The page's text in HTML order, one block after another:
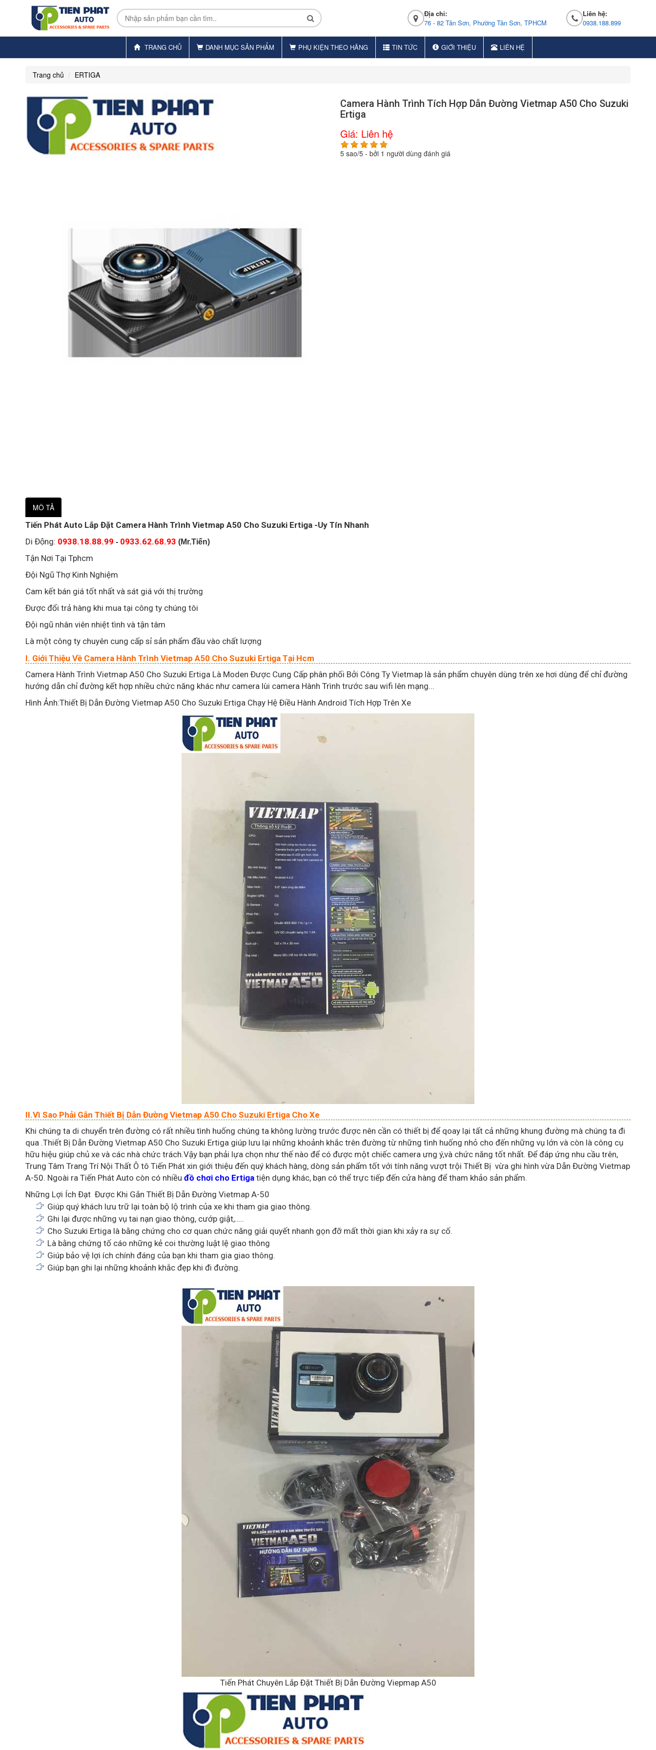
Địa chỉ:
76 - 82 Tân Sơn, Phường Tân Sơn, TPHCM
Liên hệ:
0938.188.899
TRANG CHỦ DANH MỤC SẢN PHẨM PHỤ KIỆN THEO HÃNG TIN TỨC GIỚI THIỆU LIÊN HỆ
Trang chủ ERTIGA
Camera Hành Trình Tích Hợp Dẫn Đường Vietmap A50 Cho Suzuki
Ertiga
Giá: Liên hệ
5sao/5- bởi 1 người dùng đánh giá
MÔ TẢ
Tiến Phát Auto Lắp Đặt Camera Hành Trình Vietmap A50 Cho Suzuki Ertiga -Uy Tín Nhanh
Di Động: 0938.18.88.99 - 0933.62.68.93 (Mr.Tiến)
Tận Nơi Tại Tphcm
Đội Ngũ Thợ Kinh Nghiệm
Cam kết bán giá tốt nhất và sát giá với thị trường
Được đổi trả hàng khi mua tại công ty chúng tôi
Đội ngũ nhân viên nhiệt tình và tận tâm
Là một công ty chuyên cung cấp sỉ sản phẩm đầu vào chất lượng
I. Giới Thiệu Về Camera Hành Trình Vietmap A50 Cho Suzuki Ertiga Tại Hcm
Camera Hành Trình Vietmap A50 Cho Suzuki Ertiga Là Moden Được Cung Cấp phân phối Bởi Công Ty Vietmap là sản phẩm chuyên dùng trên xe hơi dùng để chỉ đường
hướng dẫn chỉ đường kết hợp nhiều chức năng khác như camera lùi camera Hành Trình trước sau wifi lên mạng...
Hình Ảnh:Thiết Bị Dẫn Đường Vietmap A50 Cho Suzuki Ertiga Chạy Hệ Điều Hành Android Tích Hợp Trên Xe
II.Vì Sao Phải Gắn Thiết Bị Dẫn Đường Vietmap A50 Cho Suzuki Ertiga Cho Xe
Khi chúng ta di chuyển trên đường có rất nhiều tình huống chúng ta không lường trước được nên cần có thiết bị để qoay lại tất cả những khung đường mà chúng ta đi
qua .Thiết Bị Dẫn Đường Vietmap A50 Cho Suzuki Ertiga giúp lưu lại những khoảnh khắc trên đường từ những tình huống nhỏ cho đến những vụ lớn và còn là công cụ
hữu hiệu giúp chủ xe và các nhà chức trách.Vậy bạn phải lựa chọn như thế nào để có được một chiếc camera ưng ý,và chức năng tốt nhất. Để đáp ứng nhu cầu trên,
Trung Tâm Trang Trí Nội Thất Ô tô Tiến Phát xin giới thiệu đến quý khách hàng, dòng sản phẩm tốt với tính năng vượt trội Thiết Bị vừa ghi hình vừa Dẫn Đường Vietmap
A-50. Ngoài ra Tiến Phát Auto còn có nhiều đồ chơi cho Ertiga tiện dụng khác, bạn có thể trực tiếp đến cửa hàng để tham khảo sản phẩm.
Những Lợi Ích Đạt Được Khi Gắn Thiết Bị Dẫn Đường Vietmap A-50
Giúp quý khách lưu trữ lại toàn bộ lộ trình của xe khi tham gia giao thông.
Ghi lại được những vụ tai nạn giao thông, cướp giật,…..
Cho Suzuki Ertiga là bằng chứng cho cơ quan chức năng giải quyết nhanh gọn đỡ mất thời gian khi xảy ra sự cố.
Là bằng chứng tố cáo những kẻ coi thường luật lệ giao thông
Giúp bảo vệ lợi ích chính đáng của bạn khi tham gia giao thông.
Giúp bạn ghi lại những khoảnh khắc đẹp khi đi đường.
Tiến Phát Chuyên Lắp Đặt Thiết Bị Dẫn Đường Viepmap A50